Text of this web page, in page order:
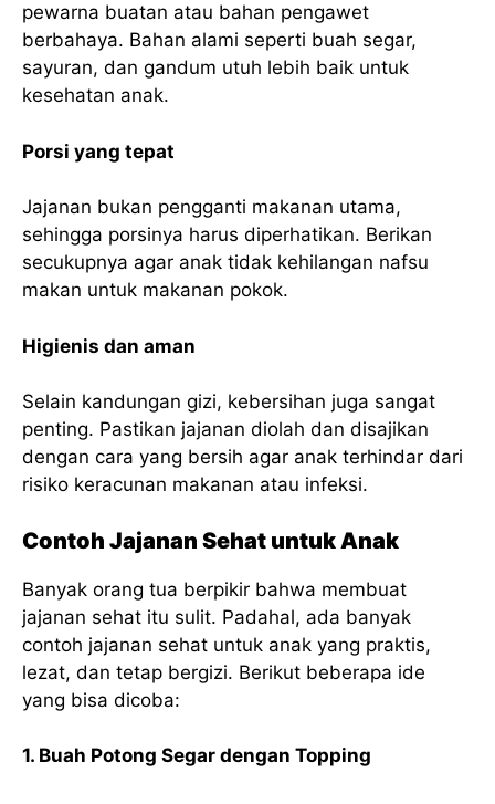
pewarna buatan atau bahan pengawet
berbahaya. Bahan alami seperti buah segar,
sayuran, dan gandum utuh lebih baik untuk
kesehatan anak.
Porsi yang tepat
Jajanan bukan pengganti makanan utama,
sehingga porsinya harus diperhatikan. Berikan
secukupnya agar anak tidak kehilangan nafsu
makan untuk makanan pokok.
Higienis dan aman
Selain kandungan gizi, kebersihan juga sangat
penting. Pastikan jajanan diolah dan disajikan
dengan cara yang bersih agar anak terhindar dari
risiko keracunan makanan atau infeksi.
Contoh Jajanan Sehat untuk Anak
Banyak orang tua berpikir bahwa membuat
jajanan sehat itu sulit. Padahal, ada banyak
contoh jajanan sehat untuk anak yang praktis,
lezat, dan tetap bergizi. Berikut beberapa ide
yang bisa dicoba:
1. Buah Potong Segar dengan Topping